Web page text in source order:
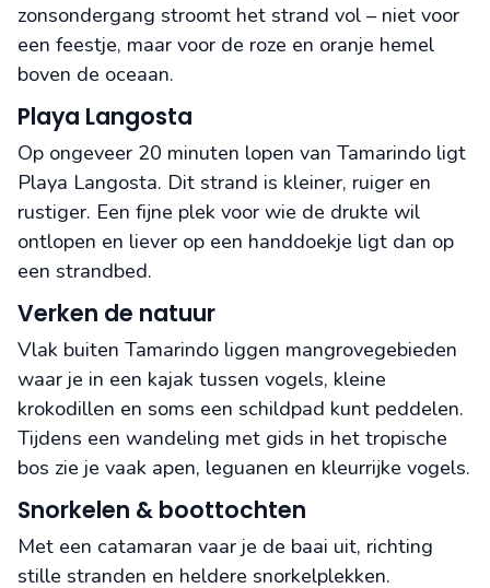
zonsondergang stroomt het strand vol – niet voor
een feestje, maar voor de roze en oranje hemel
boven de oceaan.
Playa Langosta
Op ongeveer 20 minuten lopen van Tamarindo ligt
Playa Langosta. Dit strand is kleiner, ruiger en
rustiger. Een fijne plek voor wie de drukte wil
ontlopen en liever op een handdoekje ligt dan op
een strandbed.
Verken de natuur
Vlak buiten Tamarindo liggen mangrovegebieden
waar je in een kajak tussen vogels, kleine
krokodillen en soms een schildpad kunt peddelen.
Tijdens een wandeling met gids in het tropische
bos zie je vaak apen, leguanen en kleurrijke vogels.
Snorkelen & boottochten
Met een catamaran vaar je de baai uit, richting
stille stranden en heldere snorkelplekken.